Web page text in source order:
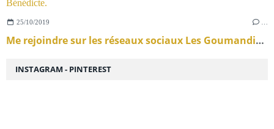
25/10/2019
Me rejoindre sur les réseaux sociaux Les Goumandises de Bénédicte.
INSTAGRAM - PINTEREST